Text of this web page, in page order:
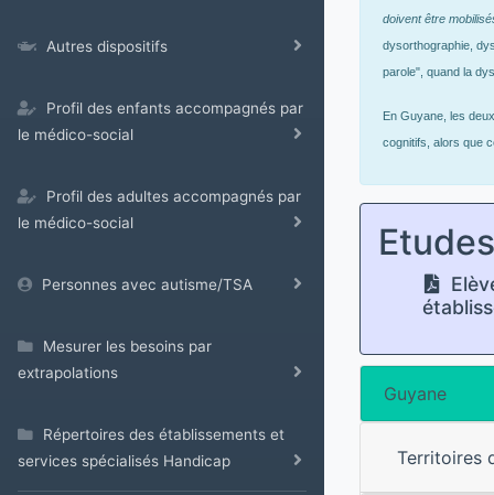
Autres dispositifs
Profil des enfants accompagnés par
le médico-social
Profil des adultes accompagnés par
le médico-social
Personnes avec autisme/TSA
Mesurer les besoins par
extrapolations
Répertoires des établissements et
services spécialisés Handicap
doivent être
dysorthographie,
parole", quand la
En Guyane, les
cognitifs, alors que
Etudes
Guyane
Territoires